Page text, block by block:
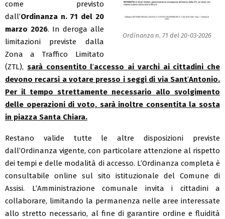
Ordinanza n. 71 del 20-03-2026
come previsto
dall’Ordinanza n. 71 del 20
marzo 2026. In deroga alle
limitazioni previste dalla
Zona a Traffico Limitato
(ZTL), sarà consentito l’accesso ai varchi ai cittadini che
devono recarsi a votare presso i seggi di via Sant’Antonio.
Per il tempo strettamente necessario allo svolgimento
delle operazioni di voto, sarà inoltre consentita la sosta
in piazza Santa Chiara.
Restano valide tutte le altre disposizioni previste
dall’Ordinanza vigente, con particolare attenzione al rispetto
dei tempi e delle modalità di accesso. L’Ordinanza completa è
consultabile online sul sito istituzionale del Comune di
Assisi. L’Amministrazione comunale invita i cittadini a
collaborare, limitando la permanenza nelle aree interessate
allo stretto necessario, al fine di garantire ordine e fluidità